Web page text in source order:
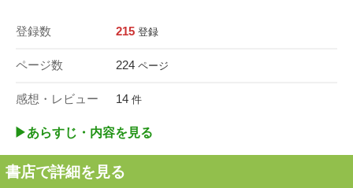
登録数 215 登録
ページ数 224 ページ
感想・レビュー 14 件
▶︎あらすじ・内容を見る
書店で詳細を見る